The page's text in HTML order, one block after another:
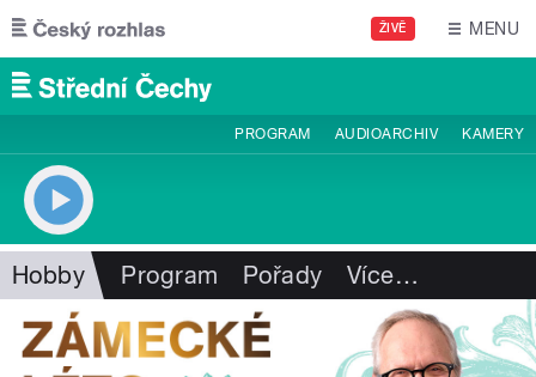
Přejít k hlavnímu obsahu
ŽIVĚ MENU
PROGRAM AUDIOARCHIV KAMERY
Hobby Program Pořady Více…